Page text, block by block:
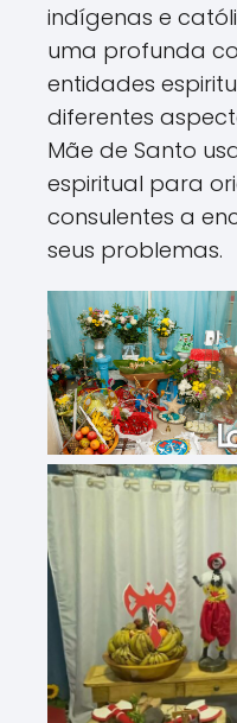
indígenas e
uma profunda
entidades
diferentes
Mãe de Santo
espiritual para
consulentes a
seus problemas.